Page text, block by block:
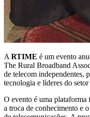
A RTIME é um evento
The Rural Broadband
de telecom independentes,
tecnologia e líderes do
O evento é uma
a troca de conhecimento e